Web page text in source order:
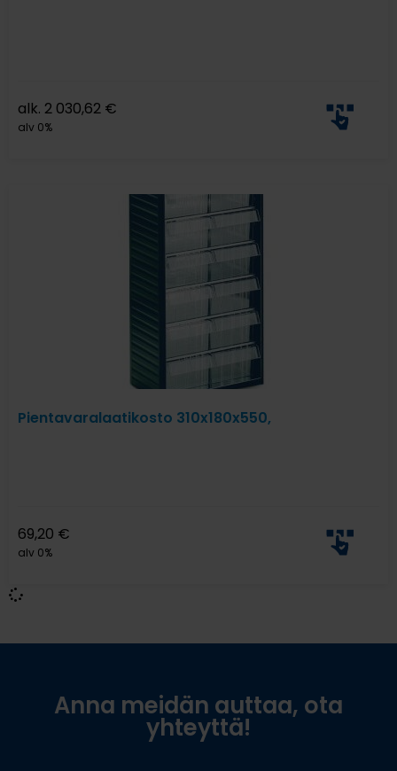
alk. 2 030,62 €
alv 0%
Pientavaralaatikosto 310x180x550,
69,20 €
alv 0%
Anna meidän auttaa, ota
yhteyttä!